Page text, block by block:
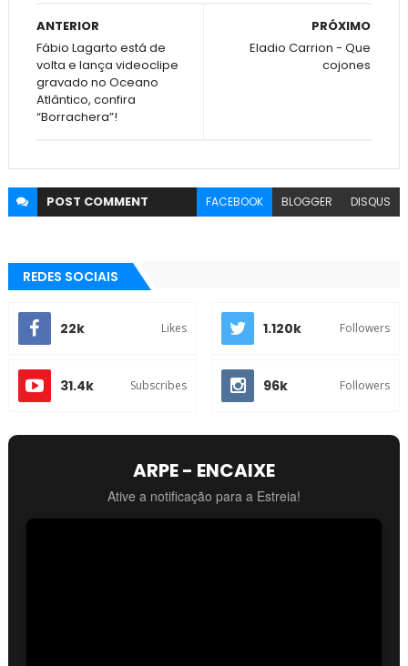
PRÓXIMO
Eladio Carrion - Que
cojones
ANTERIOR
Fábio Lagarto está de
volta e lança videoclipe
gravado no Oceano
Atlântico, confira
“Borrachera”!
POST COMMENT FACEBOOK BLOGGER DISQUS
REDES SOCIAIS
22k Likes 1.120k Followers
31.4k Subscribes 96k Followers
ARPE - ENCAIXE
Ative a notificação para a Estreia!